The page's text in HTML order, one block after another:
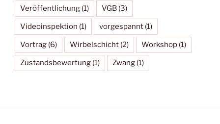
Veröffentlichung (1) VGB (3)
Videoinspektion (1) vorgespannt (1)
Vortrag (6) Wirbelschicht (2) Workshop (1)
Zustandsbewertung (1) Zwang (1)